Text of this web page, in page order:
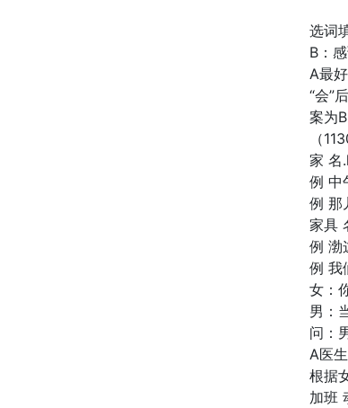
选词
B：
A最
“会”
案为
（
家
例 中
例 那
家具
例 渤
例 我
女：
男：
问：
A医
根据
加班